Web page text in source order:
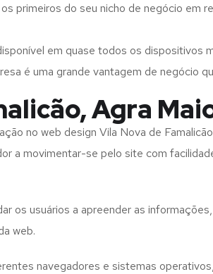
primeiros do seu nicho de negócio em
em quase todos os dispositivos
é uma grande vantagem de negócio
Agra
no web design Vila Nova de
a movimentar-se pelo site com
os usuários a apreender as
web.
navegadores e sistemas